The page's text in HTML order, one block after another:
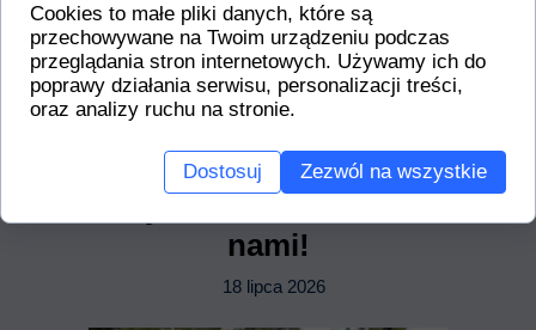
nami!
18 lipca 2026
Cookies to małe pliki danych, które są
przechowywane na Twoim urządzeniu podczas
przeglądania stron internetowych. Używamy ich do
poprawy działania serwisu, personalizacji treści,
oraz analizy ruchu na stronie.
Dostosuj Zezwól na wszystkie